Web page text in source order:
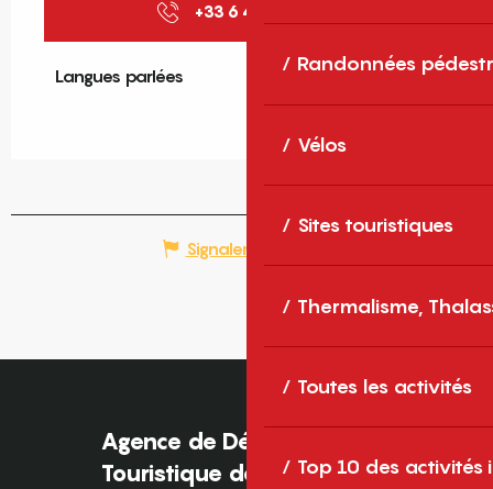
Randonnées
Vélos
Sites touristiques
Thermalisme,
Toutes les activités
Top 10 des activités
+33 6 47 84 16
Langues parlées
Langues parlées
Signaler une erreur
Agence de Développement
Touristique des Pyrénées-